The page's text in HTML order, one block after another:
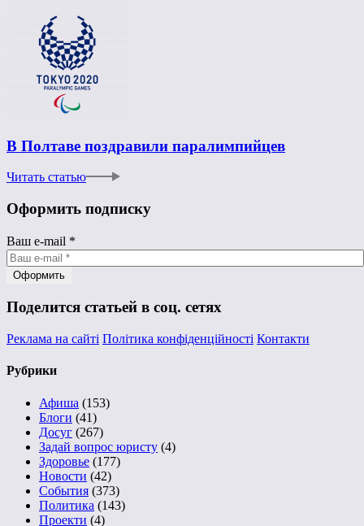
В Полтаве поздравили паралимпийцев
Читать статью
Оформить подписку
Ваш e-mail *
Поделится статьей в соц. сетях
Реклама на сайті Політика конфіденційності Контакти
Рубрики
Афиша (153)
Блоги (41)
Досуг (267)
Задай вопрос юристу (4)
Здоровье (177)
Новости (42)
События (373)
Политика (143)
Проекти (4)